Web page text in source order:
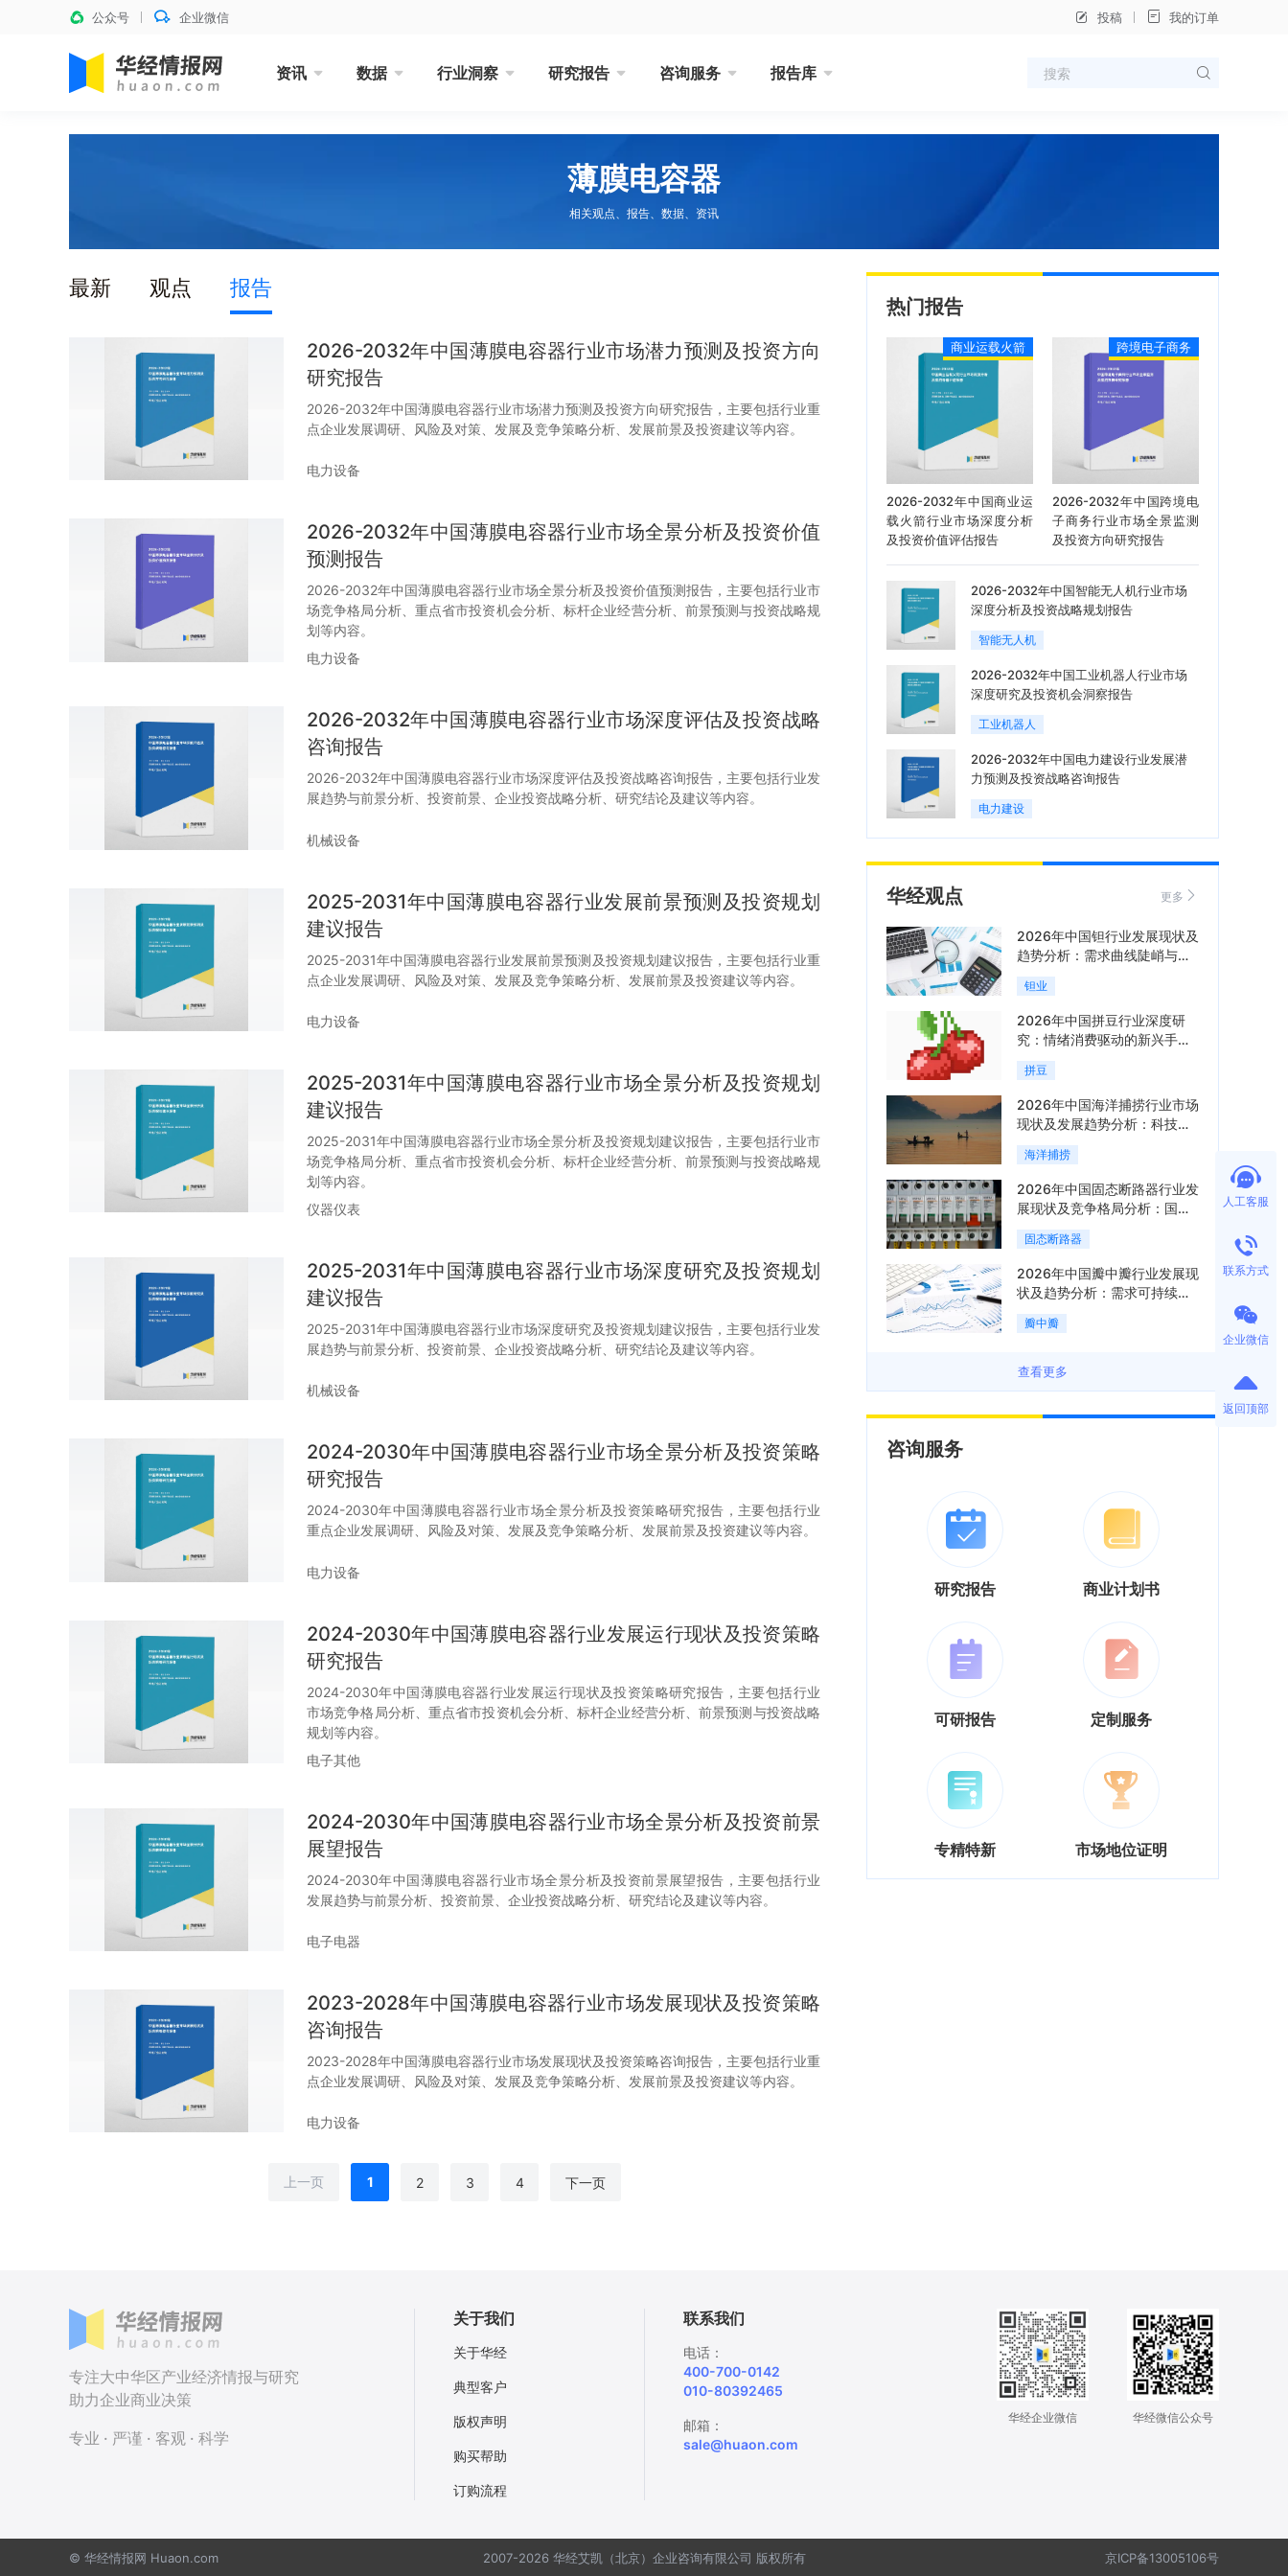
公众号 企业微信 投稿 我的订单
资讯 数据 行业洞察 研究报告 咨询服务 报告库
薄膜电容器
相关观点、报告、数据、资讯
最新 观点 报告
2026-2032年中国薄膜电容器行业市场潜力预测及投资方向
研究报告
2026-2032年中国薄膜电容器行业市场潜力预测及投资方向研究报告，主要包括行业重
点企业发展调研、风险及对策、发展及竞争策略分析、发展前景及投资建议等内容。
电力设备
2026-2032年中国薄膜电容器行业市场全景分析及投资价值
预测报告
2026-2032年中国薄膜电容器行业市场全景分析及投资价值预测报告，主要包括行业市
场竞争格局分析、重点省市投资机会分析、标杆企业经营分析、前景预测与投资战略规
划等内容。
电力设备
2026-2032年中国薄膜电容器行业市场深度评估及投资战略
咨询报告
2026-2032年中国薄膜电容器行业市场深度评估及投资战略咨询报告，主要包括行业发
展趋势与前景分析、投资前景、企业投资战略分析、研究结论及建议等内容。
机械设备
2025-2031年中国薄膜电容器行业发展前景预测及投资规划
建议报告
2025-2031年中国薄膜电容器行业发展前景预测及投资规划建议报告，主要包括行业重
点企业发展调研、风险及对策、发展及竞争策略分析、发展前景及投资建议等内容。
电力设备
2025-2031年中国薄膜电容器行业市场全景分析及投资规划
建议报告
2025-2031年中国薄膜电容器行业市场全景分析及投资规划建议报告，主要包括行业市
场竞争格局分析、重点省市投资机会分析、标杆企业经营分析、前景预测与投资战略规
划等内容。
仪器仪表
2025-2031年中国薄膜电容器行业市场深度研究及投资规划
建议报告
2025-2031年中国薄膜电容器行业市场深度研究及投资规划建议报告，主要包括行业发
展趋势与前景分析、投资前景、企业投资战略分析、研究结论及建议等内容。
机械设备
2024-2030年中国薄膜电容器行业市场全景分析及投资策略
研究报告
2024-2030年中国薄膜电容器行业市场全景分析及投资策略研究报告，主要包括行业
重点企业发展调研、风险及对策、发展及竞争策略分析、发展前景及投资建议等内容。
电力设备
2024-2030年中国薄膜电容器行业发展运行现状及投资策略
研究报告
2024-2030年中国薄膜电容器行业发展运行现状及投资策略研究报告，主要包括行业
市场竞争格局分析、重点省市投资机会分析、标杆企业经营分析、前景预测与投资战略
规划等内容。
电子其他
2024-2030年中国薄膜电容器行业市场全景分析及投资前景
展望报告
2024-2030年中国薄膜电容器行业市场全景分析及投资前景展望报告，主要包括行业
发展趋势与前景分析、投资前景、企业投资战略分析、研究结论及建议等内容。
电子电器
2023-2028年中国薄膜电容器行业市场发展现状及投资策略
咨询报告
2023-2028年中国薄膜电容器行业市场发展现状及投资策略咨询报告，主要包括行业重
点企业发展调研、风险及对策、发展及竞争策略分析、发展前景及投资建议等内容。
电力设备
上一页 1 2 3 4 下一页
热门报告
商业运载火箭
2026-2032年中国商业运
载火箭行业市场深度分析
及投资价值评估报告
跨境电子商务
2026-2032年中国跨境电
子商务行业市场全景监测
及投资方向研究报告
2026-2032年中国智能无人机行业市场
深度分析及投资战略规划报告
智能无人机
2026-2032年中国工业机器人行业市场
深度研究及投资机会洞察报告
工业机器人
2026-2032年中国电力建设行业发展潜
力预测及投资战略咨询报告
电力建设
华经观点 更多
2026年中国钽行业发展现状及
趋势分析：需求曲线陡峭与供
给曲线平缓的博弈加剧「图」
钽业
2026年中国拼豆行业深度研
究：情绪消费驱动的新兴手工
赛道「图」
拼豆
2026年中国海洋捕捞行业市场
现状及发展趋势分析：科技赋
能与智能化转型加速「图」
海洋捕捞
2026年中国固态断路器行业发
展现状及竞争格局分析：国际
巨头领跑技术，国内企业加速
追赶「图」
固态断路器
2026年中国瓣中瓣行业发展现
状及趋势分析：需求可持续释
放，市场发展前景良好「图」
瓣中瓣
查看更多
咨询服务
研究报告 商业计划书
可研报告 定制服务
专精特新 市场地位证明
人工客服
联系方式
企业微信
返回顶部
专注大中华区产业经济情报与研究
助力企业商业决策
专业 · 严谨 · 客观 · 科学
关于我们
关于华经
典型客户
版权声明
购买帮助
订购流程
联系我们
电话：
400-700-0142
010-80392465
邮箱：
sale@huaon.com
华经企业微信 华经微信公众号
© 华经情报网 Huaon.com 2007-2026 华经艾凯（北京）企业咨询有限公司 版权所有 京ICP备13005106号